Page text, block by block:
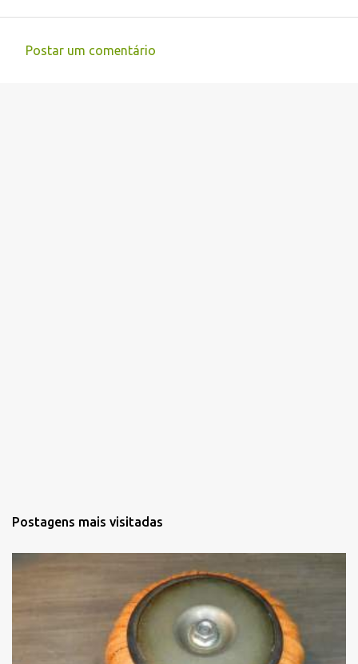
Postar um comentário
Postagens mais visitadas